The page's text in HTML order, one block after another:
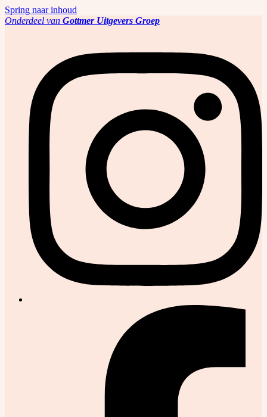
Spring naar inhoud
Onderdeel van Gottmer Uitgevers Groep